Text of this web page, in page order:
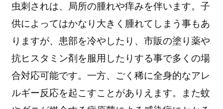
虫刺されは、局所の腫れや痒みを伴います。子
供によってはかなり大きく腫れてしまう事もあ
りますが、患部を冷やしたり、市販の塗り薬や
抗ヒスタミン剤を服用したりする事で多くの場
合対応可能です。一方、ごく稀に全身的なアレ
ルギー反応を起こすことがありえます。また蚊